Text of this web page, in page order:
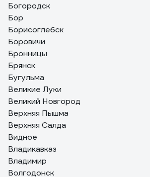
Богородск
Бор
Борисоглебск
Боровичи
Бронницы
Брянск
Бугульма
Великие Луки
Великий Новгород
Верхняя Пышма
Верхняя Салда
Видное
Владикавказ
Владимир
Волгодонск